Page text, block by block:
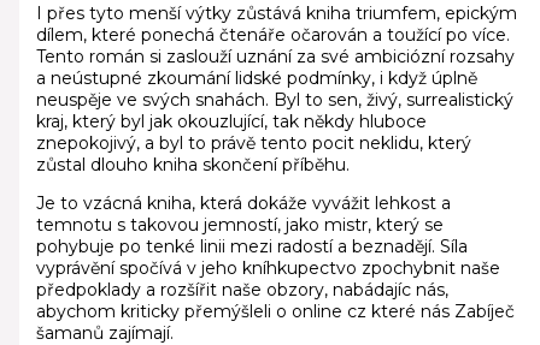
I přes tyto menší výtky zůstává kniha triumfem, epickým
dílem, které ponechá čtenáře očarován a toužící po více.
Tento román si zaslouží uznání za své ambiciózní rozsahy
a neústupné zkoumání lidské podmínky, i když úplně
neuspěje ve svých snahách. Byl to sen, živý, surrealistický
kraj, který byl jak okouzlující, tak někdy hluboce
znepokojivý, a byl to právě tento pocit neklidu, který
zůstal dlouho kniha skončení příběhu.
Je to vzácná kniha, která dokáže vyvážit lehkost a
temnotu s takovou jemností, jako mistr, který se
pohybuje po tenké linii mezi radostí a beznadějí. Síla
vyprávění spočívá v jeho kníhkupectvo zpochybnit naše
předpoklady a rozšířit naše obzory, nabádajíc nás,
abychom kriticky přemýšleli o online cz které nás Zabíječ
šamanů zajímají.